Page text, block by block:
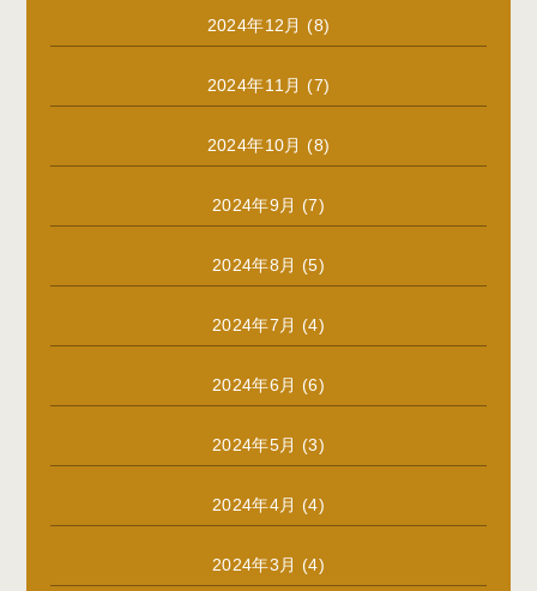
2024年12月 (8)
2024年11月 (7)
2024年10月 (8)
2024年9月 (7)
2024年8月 (5)
2024年7月 (4)
2024年6月 (6)
2024年5月 (3)
2024年4月 (4)
2024年3月 (4)